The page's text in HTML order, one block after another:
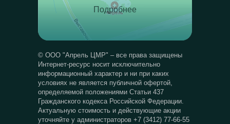
© ООО "Апрель ЦМР" – все права защищены
Интернет-ресурс носит исключительно
информационный характер и ни при каких
условиях не является публичной офертой,
определяемой положениями Статьи 437
Гражданского кодекса Российской Федерации.
Актуальную стоимость и действующие акции
уточняйте у администраторов +7 (3412) 77-66-55
Подробнее